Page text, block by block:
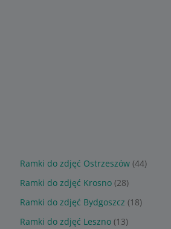
Ramki do zdjęć Ostrzeszów (44)
Ramki do zdjęć Krosno (28)
Ramki do zdjęć Bydgoszcz (18)
Ramki do zdjęć Leszno (13)